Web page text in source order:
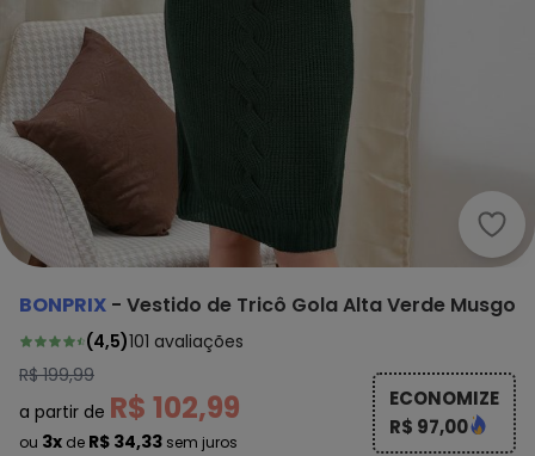
BONPRIX - Vestido de Tricô Gola Alta Verde Musgo
(4,5)101 avaliações
R$ 199,99
a partir de R$ 102,99
ou 3x de R$ 34,33 sem juros
ECONOMIZE
R$ 97,00